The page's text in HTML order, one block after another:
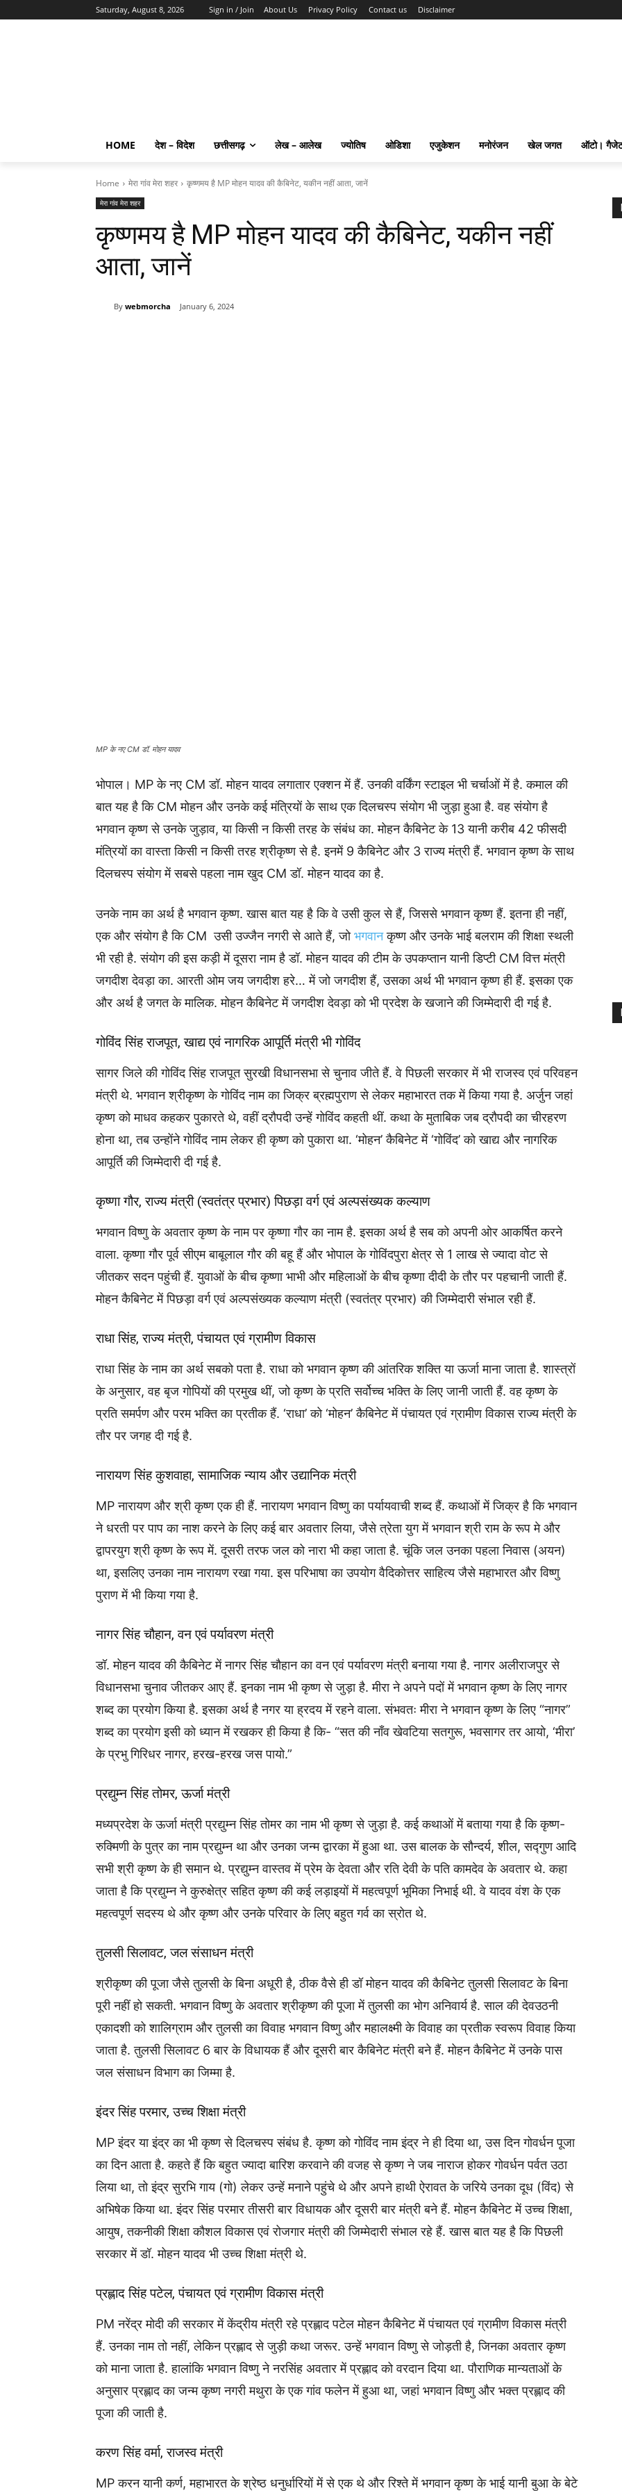
Saturday, August 8, 2026 Sign in / Join About Us Privacy Policy Contact us Disclaimer
HOME देश – विदेश छत्तीसगढ़ लेख – आलेख ज्योतिष ओडिशा एजुकेशन मनोरंजन खेल जगत ऑटो।
Home मेरा गांव मेरा शहर कृष्णमय है MP मोहन यादव की कैबिनेट, यकीन नहीं आता, जानें
मेरा गांव मेरा शहर
कृष्णमय है MP मोहन यादव की कैबिनेट, यकीन नहीं
आता, जानें
By webmorcha January 6, 2024
MP के नए CM डॉ. मोहन यादव
भोपाल। MP के नए CM डॉ. मोहन यादव लगातार एक्शन में हैं. उनकी वर्किंग स्टाइल भी चर्चाओं में है. कमाल की
बात यह है कि CM मोहन और उनके कई मंत्रियों के साथ एक दिलचस्प संयोग भी जुड़ा हुआ है. वह संयोग है
भगवान कृष्ण से उनके जुड़ाव, या किसी न किसी तरह के संबंध का. मोहन कैबिनेट के 13 यानी करीब 42 फीसदी
मंत्रियों का वास्ता किसी न किसी तरह श्रीकृष्ण से है. इनमें 9 कैबिनेट और 3 राज्य मंत्री हैं. भगवान कृष्ण के साथ
दिलचस्प संयोग में सबसे पहला नाम खुद CM डॉ. मोहन यादव का है.
उनके नाम का अर्थ है भगवान कृष्ण. खास बात यह है कि वे उसी कुल से हैं, जिससे भगवान कृष्ण हैं. इतना ही नहीं,
एक और संयोग है कि CM उसी उज्जैन नगरी से आते हैं, जोभगवानकृष्ण और उनके भाई बलराम की शिक्षा स्थली
भी रही है. संयोग की इस कड़ी में दूसरा नाम है डॉ. मोहन यादव की टीम के उपकप्तान यानी डिप्टी CM वित्त मंत्री
जगदीश देवड़ा का. आरती ओम जय जगदीश हरे… में जो जगदीश हैं, उसका अर्थ भी भगवान कृष्ण ही हैं. इसका एक
और अर्थ है जगत के मालिक. मोहन कैबिनेट में जगदीश देवड़ा को भी प्रदेश के खजाने की जिम्मेदारी दी गई है.
गोविंद सिंह राजपूत, खाद्य एवं नागरिक आपूर्ति मंत्री भी गोविंद
सागर जिले की गोविंद सिंह राजपूत सुरखी विधानसभा से चुनाव जीते हैं. वे पिछली सरकार में भी राजस्व एवं परिवहन
मंत्री थे. भगवान श्रीकृष्ण के गोविंद नाम का जिक्र ब्रह्मपुराण से लेकर महाभारत तक में किया गया है. अर्जुन जहां
कृष्ण को माधव कहकर पुकारते थे, वहीं द्रौपदी उन्हें गोविंद कहती थीं. कथा के मुताबिक जब द्रौपदी का चीरहरण
होना था, तब उन्होंने गोविंद नाम लेकर ही कृष्ण को पुकारा था. ‘मोहन’ कैबिनेट में ‘गोविंद’ को खाद्य और नागरिक
आपूर्ति की जिम्मेदारी दी गई है.
कृष्णा गौर, राज्य मंत्री (स्वतंत्र प्रभार) पिछड़ा वर्ग एवं अल्पसंख्यक कल्याण
भगवान विष्णु के अवतार कृष्ण के नाम पर कृष्णा गौर का नाम है. इसका अर्थ है सब को अपनी ओर आकर्षित करने
वाला. कृष्णा गौर पूर्व सीएम बाबूलाल गौर की बहू हैं और भोपाल के गोविंदपुरा क्षेत्र से 1 लाख से ज्यादा वोट से
जीतकर सदन पहुंची हैं. युवाओं के बीच कृष्णा भाभी और महिलाओं के बीच कृष्णा दीदी के तौर पर पहचानी जाती हैं.
मोहन कैबिनेट में पिछड़ा वर्ग एवं अल्पसंख्यक कल्याण मंत्री (स्वतंत्र प्रभार) की जिम्मेदारी संभाल रही हैं.
राधा सिंह, राज्य मंत्री, पंचायत एवं ग्रामीण विकास
राधा सिंह के नाम का अर्थ सबको पता है. राधा को भगवान कृष्ण की आंतरिक शक्ति या ऊर्जा माना जाता है. शास्त्रों
के अनुसार, वह बृज गोपियों की प्रमुख थीं, जो कृष्ण के प्रति सर्वोच्च भक्ति के लिए जानी जाती हैं. वह कृष्ण के
प्रति समर्पण और परम भक्ति का प्रतीक हैं. ‘राधा’ को ‘मोहन’ कैबिनेट में पंचायत एवं ग्रामीण विकास राज्य मंत्री के
तौर पर जगह दी गई है.
नारायण सिंह कुशवाहा, सामाजिक न्याय और उद्यानिक मंत्री
MP नारायण और श्री कृष्ण एक ही हैं. नारायण भगवान विष्णु का पर्यायवाची शब्द हैं. कथाओं में जिक्र है कि भगवान
ने धरती पर पाप का नाश करने के लिए कई बार अवतार लिया, जैसे त्रेता युग में भगवान श्री राम के रूप मे और
द्वापरयुग श्री कृष्ण के रूप में. दूसरी तरफ जल को नारा भी कहा जाता है. चूंकि जल उनका पहला निवास (अयन)
था, इसलिए उनका नाम नारायण रखा गया. इस परिभाषा का उपयोग वैदिकोत्तर साहित्य जैसे महाभारत और विष्णु
पुराण में भी किया गया है.
नागर सिंह चौहान, वन एवं पर्यावरण मंत्री
डॉ. मोहन यादव की कैबिनेट में नागर सिंह चौहान का वन एवं पर्यावरण मंत्री बनाया गया है. नागर अलीराजपुर से
विधानसभा चुनाव जीतकर आए हैं. इनका नाम भी कृष्ण से जुड़ा है. मीरा ने अपने पदों में भगवान कृष्ण के लिए नागर
शब्द का प्रयोग किया है. इसका अर्थ है नगर या ह्रदय में रहने वाला. संभवतः मीरा ने भगवान कृष्ण के लिए “नागर”
शब्द का प्रयोग इसी को ध्यान में रखकर ही किया है कि- “सत की नाँव खेवटिया सतगुरू, भवसागर तर आयो, ‘मीरा’
के प्रभु गिरिधर नागर, हरख-हरख जस पायो.”
प्रद्युम्न सिंह तोमर, ऊर्जा मंत्री
मध्यप्रदेश के ऊर्जा मंत्री प्रद्युम्न सिंह तोमर का नाम भी कृष्ण से जुड़ा है. कई कथाओं में बताया गया है कि कृष्ण-
रुक्मिणी के पुत्र का नाम प्रद्युम्न था और उनका जन्म द्वारका में हुआ था. उस बालक के सौन्दर्य, शील, सद्गुण आदि
सभी श्री कृष्ण के ही समान थे. प्रद्युम्न वास्तव में प्रेम के देवता और रति देवी के पति कामदेव के अवतार थे. कहा
जाता है कि प्रद्युम्न ने कुरुक्षेत्र सहित कृष्ण की कई लड़ाइयों में महत्वपूर्ण भूमिका निभाई थी. वे यादव वंश के एक
महत्वपूर्ण सदस्य थे और कृष्ण और उनके परिवार के लिए बहुत गर्व का स्रोत थे.
तुलसी सिलावट, जल संसाधन मंत्री
श्रीकृष्ण की पूजा जैसे तुलसी के बिना अधूरी है, ठीक वैसे ही डॉ मोहन यादव की कैबिनेट तुलसी सिलावट के बिना
पूरी नहीं हो सकती. भगवान विष्णु के अवतार श्रीकृष्ण की पूजा में तुलसी का भोग अनिवार्य है. साल की देवउठनी
एकादशी को शालिग्राम और तुलसी का विवाह भगवान विष्णु और महालक्ष्मी के विवाह का प्रतीक स्वरूप विवाह किया
जाता है. तुलसी सिलावट 6 बार के विधायक हैं और दूसरी बार कैबिनेट मंत्री बने हैं. मोहन कैबिनेट में उनके पास
जल संसाधन विभाग का जिम्मा है.
इंदर सिंह परमार, उच्च शिक्षा मंत्री
MP इंदर या इंद्र का भी कृष्ण से दिलचस्प संबंध है. कृष्ण को गोविंद नाम इंद्र ने ही दिया था, उस दिन गोवर्धन पूजा
का दिन आता है. कहते हैं कि बहुत ज्यादा बारिश करवाने की वजह से कृष्ण ने जब नाराज होकर गोवर्धन पर्वत उठा
लिया था, तो इंद्र सुरभि गाय (गो) लेकर उन्हें मनाने पहुंचे थे और अपने हाथी ऐरावत के जरिये उनका दूध (विंद) से
अभिषेक किया था. इंदर सिंह परमार तीसरी बार विधायक और दूसरी बार मंत्री बने हैं. मोहन कैबिनेट में उच्‍च शिक्षा,
आयुष, तकनीकी शिक्षा कौशल विकास एवं रोजगार मंत्री की जिम्मेदारी संभाल रहे हैं. खास बात यह है कि पिछली
सरकार में डॉ. मोहन यादव भी उच्च शिक्षा मंत्री थे.
प्रह्लाद सिंह पटेल, पंचायत एवं ग्रामीण विकास मंत्री
PM नरेंद्र मोदी की सरकार में केंद्रीय मंत्री रहे प्रह्लाद पटेल मोहन कैबिनेट में पंचायत एवं ग्रामीण विकास मंत्री
हैं. उनका नाम तो नहीं, लेकिन प्रह्लाद से जुड़ी कथा जरूर. उन्हें भगवान विष्णु से जोड़ती है, जिनका अवतार कृष्ण
को माना जाता है. हालांकि भगवान विष्णु ने नरसिंह अवतार में प्रह्लाद को वरदान दिया था. पौराणिक मान्यताओं के
अनुसार प्रह्लाद का जन्म कृष्ण नगरी मथुरा के एक गांव फलेन में हुआ था, जहां भगवान विष्णु और भक्त प्रह्लाद की
पूजा की जाती है.
करण सिंह वर्मा, राजस्व मंत्री
MP करन यानी कर्ण, महाभारत के श्रेष्ठ धनुर्धारियों में से एक थे और रिश्ते में भगवान कृष्ण के भाई यानी बुआ के बेटे